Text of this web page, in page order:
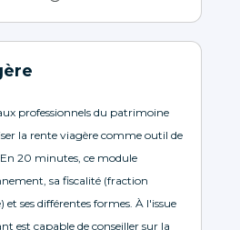
professionnels du patrimoine
la rente viagère comme outil de
20 minutes, ce module
sa fiscalité (fraction
et ses différentes formes. À l'issue
est capable de conseiller sur la